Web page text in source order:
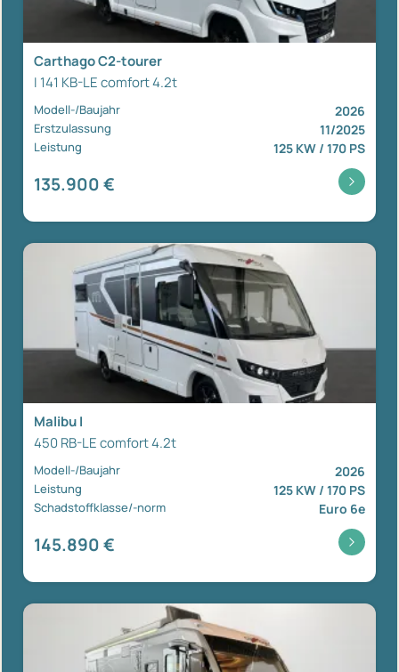
Carthago C2-tourer
I 141 KB-LE comfort 4.2t
Modell-/Baujahr 2026
Erstzulassung 11/2025
Leistung 125 KW / 170 PS
135.900 €
Malibu I
450 RB-LE comfort 4.2t
Modell-/Baujahr 2026
Leistung 125 KW / 170 PS
Schadstoffklasse/-norm Euro 6e
145.890 €